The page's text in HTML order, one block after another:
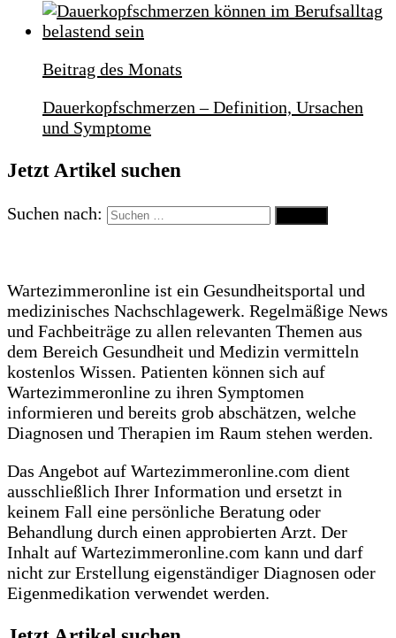
Beitrag des Monats
Dauerkopfschmerzen – Definition, Ursachen
und Symptome
Jetzt Artikel suchen
Suchen nach:
Wartezimmeronline ist ein Gesundheitsportal und
medizinisches Nachschlagewerk. Regelmäßige News
und Fachbeiträge zu allen relevanten Themen aus
dem Bereich Gesundheit und Medizin vermitteln
kostenlos Wissen. Patienten können sich auf
Wartezimmeronline zu ihren Symptomen
informieren und bereits grob abschätzen, welche
Diagnosen und Therapien im Raum stehen werden.
Das Angebot auf Wartezimmeronline.com dient
ausschließlich Ihrer Information und ersetzt in
keinem Fall eine persönliche Beratung oder
Behandlung durch einen approbierten Arzt. Der
Inhalt auf Wartezimmeronline.com kann und darf
nicht zur Erstellung eigenständiger Diagnosen oder
Eigenmedikation verwendet werden.